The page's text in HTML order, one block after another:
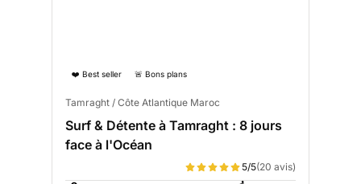
❤️ Best seller 🚨 Bons plans
Tamraght / Côte Atlantique Maroc
Surf & Détente à Tamraght : 8 jours
face à l'Océan
5/5(20 avis)